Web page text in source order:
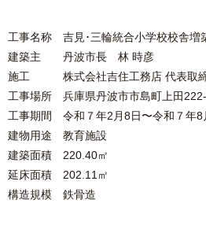
工事名称 吉見･三輪統合小学校校舎増
建築主 丹波市長 林 時彦
施工 株式会社吉住⼯務店 代表取締
工事場所 兵庫県丹波市市島町上田
工事期間 令和７年2⽉8⽇〜令和７年8
建物用途 教育施設
建築面積 220.40㎡
延床面積 202.11㎡
構造規模 鉄骨造